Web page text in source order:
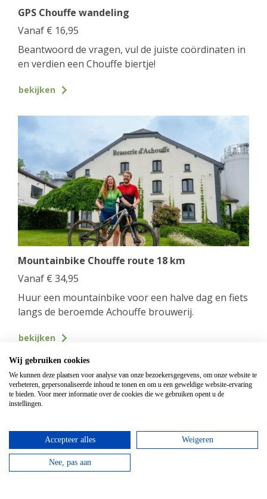
GPS Chouffe wandeling
Vanaf € 16,95
Beantwoord de vragen, vul de juiste coördinaten in
en verdien een Chouffe biertje!
bekijken
Mountainbike Chouffe route 18 km
Vanaf € 34,95
Huur een mountainbike voor een halve dag en fiets
langs de beroemde Achouffe brouwerij.
bekijken
Top hotels
Wij gebruiken cookies
We kunnen deze plaatsen voor analyse van onze bezoekersgegevens, om onze website te
verbeteren, gepersonaliseerde inhoud te tonen en om u een geweldige website-ervaring
te bieden. Voor meer informatie over de cookies die we gebruiken opent u de
instellingen.
Accepteer alles Weigeren
Nee, pas aan